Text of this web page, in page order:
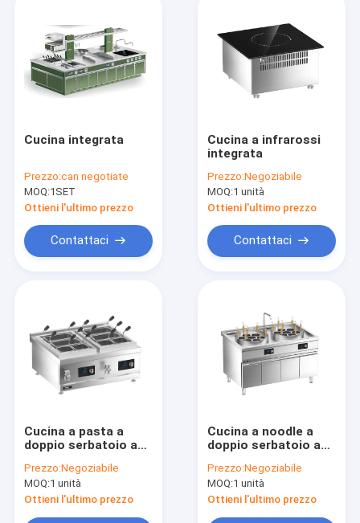
Cucina integrata
Prezzo:can negotiate
MOQ:1SET
Ottieni l'ultimo prezzo
Contattaci
Cucina a infrarossi
integrata
Prezzo:Negoziabile
MOQ:1 unità
Ottieni l'ultimo prezzo
Contattaci
Cucina a pasta a
doppio serbatoio a
Prezzo:Negoziabile
MOQ:1 unità
Ottieni l'ultimo prezzo
Cucina a noodle a
doppio serbatoio a
occidentale con
armadio
Prezzo:Negoziabile
MOQ:1 unità
Ottieni l'ultimo prezzo